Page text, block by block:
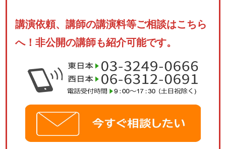
講演依頼、講師の講演料等ご相談はこちら
へ！非公開の講師も紹介可能です。